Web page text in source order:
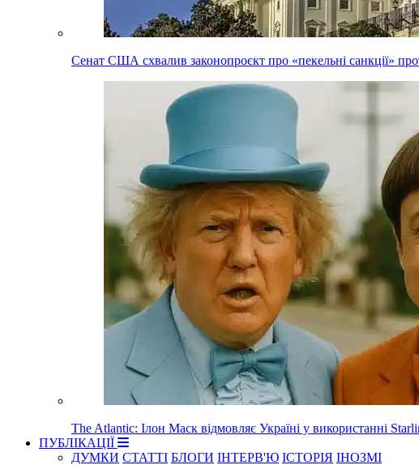
Сенат США схвалив законопроєкт про «пекельні санкції»
The Atlantic: Ілон Маск відмовляє Україні у використанні
ПУБЛІКАЦІЇ
ДУМКИ СТАТТІ БЛОГИ ІНТЕРВ'Ю ІСТОРІЯ ІНОЗМІ